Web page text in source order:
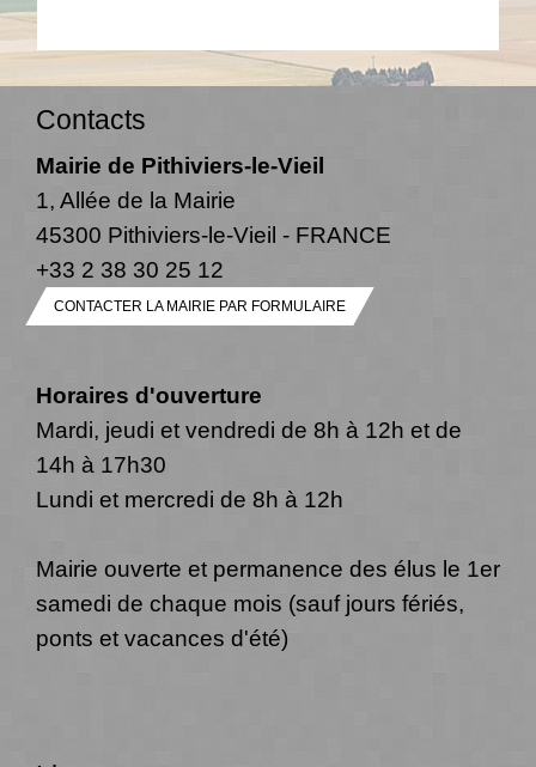
Contacts
Mairie de Pithiviers-le-Vieil
1, Allée de la Mairie
45300 Pithiviers-le-Vieil - FRANCE
+33 2 38 30 25 12
CONTACTER LA MAIRIE PAR FORMULAIRE
Horaires d'ouverture
Mardi, jeudi et vendredi de 8h à 12h et de
14h à 17h30
Lundi et mercredi de 8h à 12h
Mairie ouverte et permanence des élus le 1er
samedi de chaque mois (sauf jours fériés,
ponts et vacances d'été)